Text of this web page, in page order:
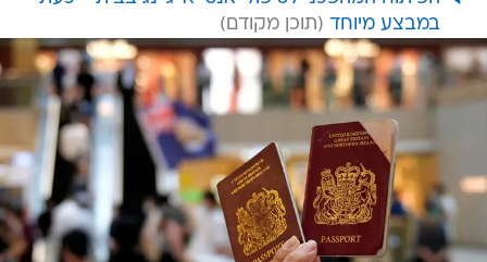
במבצע מיוחד